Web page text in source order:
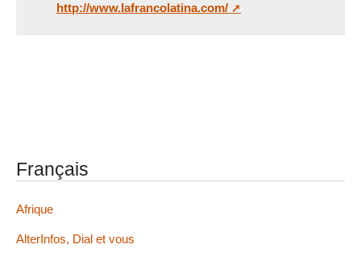
http://www.lafrancolatina.com/
Français
Afrique
AlterInfos, Dial et vous